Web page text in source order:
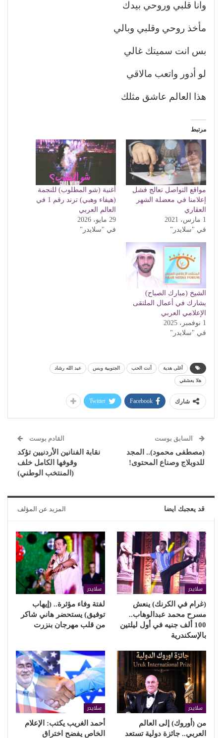
وانا قلبي وروحي بيدك
مأخذ روحي وقلبي وبالي
بس انت سميتك غالي
لو أدور واتعب مالاقي
هذا العالم عاشق مثلك
مرتبط
مواقع التواصل تعالج فشل
إعلامنا في معضلة الشهر
العقاري
1 مارس، 2021
في "سلايدر"
أغنية (شو المطلوب) للنجمة
(هيفاء وهبي) ترند رقم 1 في
العالم العربي
29 مايو، 2026
في "سلايدر"
الشيخ (مبارك الصباح)
يشارك في أعمال الملتقى
الإعلامي العربي
1 نوفمبر، 2025
في "سلايدر"
أغلى هدية أنت الحب الجنوبية وبس عبد الله رشاد
هلا بعشقي
شارك Facebook
Twitter
السابق بوست
(مصطفى محمود).. المجد
للدوبلاج وصناع المحتوى!
القادم بوست
نقابة الفنانين الأردنيين تؤكد
وقوفها الكامل خلف
(المنتخب الوطني)
قد يعجبك ايضا المزيد عن المؤلف
سلايدر
(غرام في الكرنك) ينعش
مسرح محمد عبدالوهاب..
100 ألف جنيه في أول ليلتين
بالإسكندرية
سلايدر
لفتة وفاء مؤثرة.. (إيهاب
توفيق) يستحضر هاني شاكر
من قلب مهرجان بنزرت
سلايدر
من (أوروك) إلى العالم
العربي.. جائزة دولية تستعد
سلايدر
أحمد الغريب يكتب: الإعلام
الخاص يفضح اختراق